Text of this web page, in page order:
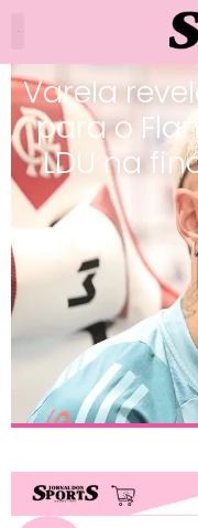
Varela
para o
LDU na